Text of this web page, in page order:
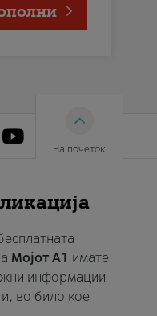
На почеток
Мојот A1 имате
информации
во било кое